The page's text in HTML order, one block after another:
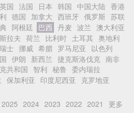
英国 法国 日本 韩国 中国大陆 香港
德国 加拿大 西班牙 俄罗斯 苏联
阿根廷 巴西 丹麦 波兰 澳大利亚
拉夫 荷兰 比利时 土耳其 奥地利
瑞士 挪威 希腊 罗马尼亚
以色列
伊朗 新西兰 捷克斯洛伐克 南非
共和国 智利 秘鲁 委内瑞拉
保加利亚 印度尼西亚 克罗地亚
2025 2024 2023 2022 2021 更多